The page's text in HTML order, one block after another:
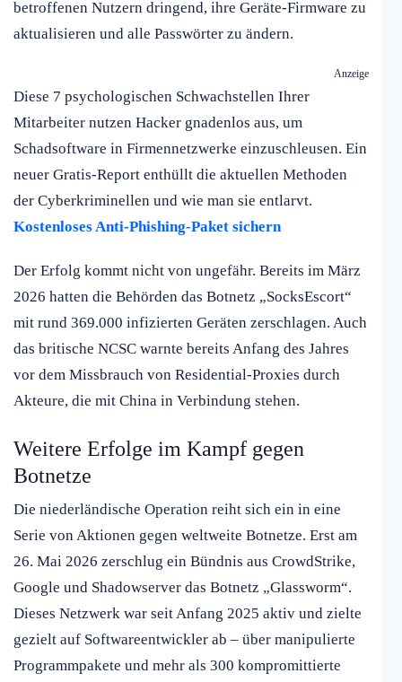
betroffenen Nutzern dringend, ihre Geräte-Firmware zu
aktualisieren und alle Passwörter zu ändern.
Anzeige
Diese 7 psychologischen Schwachstellen Ihrer
Mitarbeiter nutzen Hacker gnadenlos aus, um
Schadsoftware in Firmennetzwerke einzuschleusen. Ein
neuer Gratis-Report enthüllt die aktuellen Methoden
der Cyberkriminellen und wie man sie entlarvt.
Kostenloses Anti-Phishing-Paket sichern
Der Erfolg kommt nicht von ungefähr. Bereits im März
2026 hatten die Behörden das Botnetz „SocksEscort“
mit rund 369.000 infizierten Geräten zerschlagen. Auch
das britische NCSC warnte bereits Anfang des Jahres
vor dem Missbrauch von Residential-Proxies durch
Akteure, die mit China in Verbindung stehen.
Weitere Erfolge im Kampf gegen
Botnetze
Die niederländische Operation reiht sich ein in eine
Serie von Aktionen gegen weltweite Botnetze. Erst am
26. Mai 2026 zerschlug ein Bündnis aus CrowdStrike,
Google und Shadowserver das Botnetz „Glassworm“.
Dieses Netzwerk war seit Anfang 2025 aktiv und zielte
gezielt auf Softwareentwickler ab – über manipulierte
Programmpakete und mehr als 300 kompromittierte